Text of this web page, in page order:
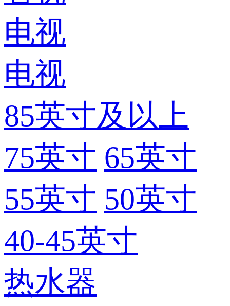
电视
电视
85英寸及以上
75英寸 65英寸
55英寸 50英寸
40-45英寸
热水器